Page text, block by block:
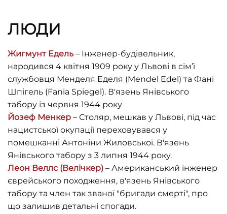
ЛЮДИ
Жигмунт Едель – Інженер-будівельник,
народився 4 квітня 1909 року у Львові в сім’ї
службовця Менделя Еделя (Mendel Edel) та Фані
Шпігель (Faniа Spiegel). В'язень Янівського
табору із червня 1944 року
Йозеф Менкер – Столяр, мешкав у Львові, під час
нацистської окупації переховувався у
помешканні Антоніни Жиловської. В'язень
Янівського табору з 3 липня 1944 року.
Леон Веллс (Велічкер) – Американський інженер
єврейського походження, в'язень Янівського
табору та член так званої "бригади смерті", про
що залишив детальні спогади.